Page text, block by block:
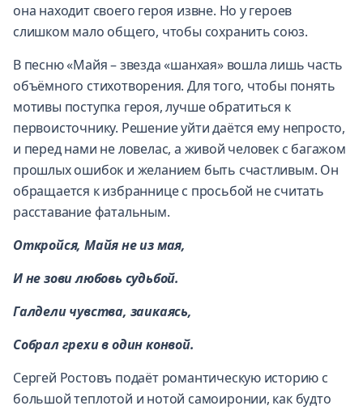
она находит своего героя извне. Но у героев
слишком мало общего, чтобы сохранить союз.
В песню «Майя – звезда «шанхая» вошла лишь часть
объёмного стихотворения. Для того, чтобы понять
мотивы поступка героя, лучше обратиться к
первоисточнику. Решение уйти даётся ему непросто,
и перед нами не ловелас, а живой человек с багажом
прошлых ошибок и желанием быть счастливым. Он
обращается к избраннице с просьбой не считать
расставание фатальным.
Откройся, Майя не из мая,
И не зови любовь судьбой.
Галдели чувства, заикаясь,
Собрал грехи в один конвой.
Сергей Ростовъ подаёт романтическую историю с
большой теплотой и нотой самоиронии, как будто